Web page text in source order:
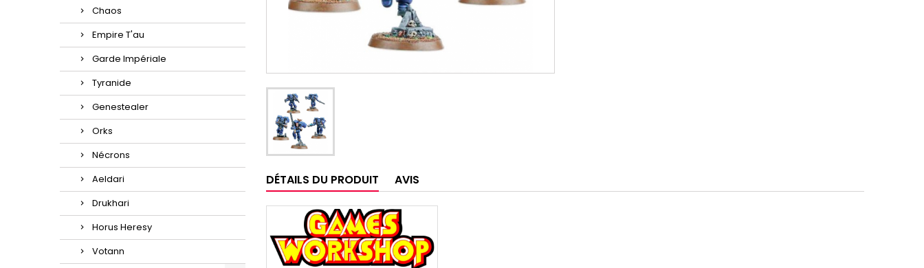
Chaos
Empire T'au
Garde Impériale
Tyranide
Genestealer
Orks
Nécrons
Aeldari
Drukhari
Horus Heresy
Votann
DÉTAILS DU PRODUIT AVIS